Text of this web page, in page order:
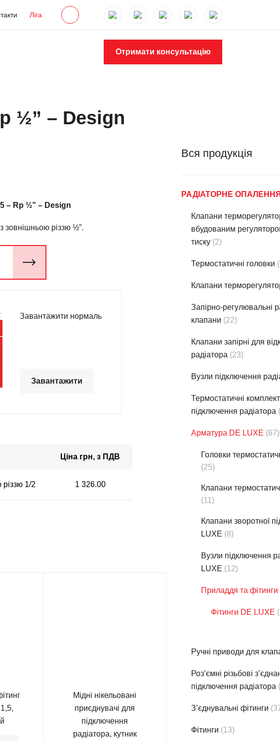
Ліга
Отримати консультацію
½” – Design
– Rp ½” – Design
зовнішньою різзю ½”.
Завантажити нормаль
Завантажити
Ціна грн, з ПДВ
1/2 1 326.00
Мідні нікельовані
приєднувачі для
підключення
радіатора, кутник
Вся продукція
РАДІАТОРНЕ
Клапани
вбудованим
тиску (2)
Термостатичнi головки
Клапани
Запірно-регулювальні
клапани (22)
Клапани запірні для
радіатора (23)
Вузли підключення
Термостатичнi
підключення радіатора
Арматура DE LUXE (67)
Головки
(25)
Клапани
(11)
Клапани зворотної
LUXE (8)
Вузли підключення
LUXE (12)
Приладдя та фітинги
Фітинги DE LUXE
Ручні приводи для
Роз’ємні різьбові
підключення радіатора
З’єднувальні фітинги
Фітинги (13)